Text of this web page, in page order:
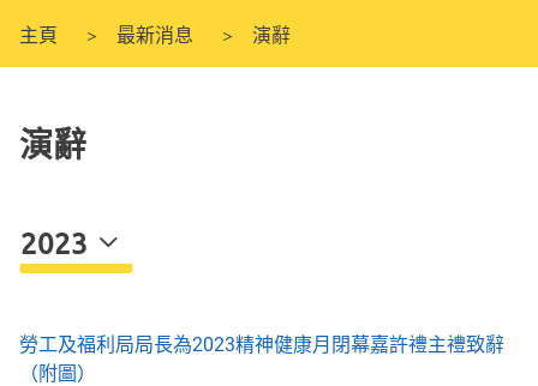
主頁 最新消息 演辭
演辭
2023
勞工及福利局局長為2023精神健康月閉幕嘉許禮主禮致辭
（附圖）